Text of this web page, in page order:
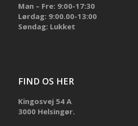
Man – Fre: 9:00-17:30
Lørdag: 9:00.00-13:00
Søndag: Lukket
FIND OS HER
Kingosvej 54 A
3000 Helsingør.